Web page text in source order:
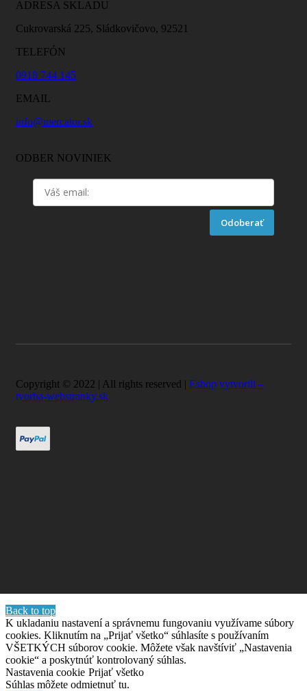
ADRESA SKLADU
Cukrovarská 225, Sládkovičovo, 92521
TELEFÓN
0918 744 145
EMAIL
info@mercator.sk
ODBER NOVINIEK
Odoberať
Copyright © 2022 | All rights reserved | Eshop vytvorili –
tvorba-webstranky.sk
Back to top
K ukladaniu nastavení a správnemu fungovaniu využívame súbory
cookies. Kliknutím na „Prijať všetko“ súhlasíte s používaním
VŠETKÝCH súborov cookie. Môžete však navštíviť „Nastavenia
cookie“ a poskytnúť kontrolovaný súhlas.
Nastavenia cookie Prijať všetko
Súhlas môžete odmietnuť tu.